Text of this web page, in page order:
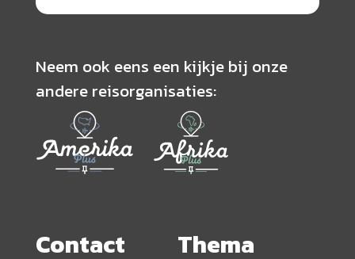
Neem ook eens een kijkje bij onze
andere reisorganisaties:
Contact Thema